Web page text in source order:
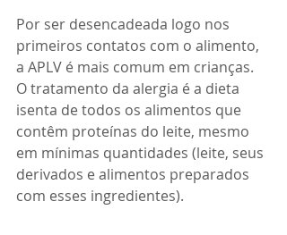
Por ser desencadeada logo nos
primeiros contatos com o alimento,
a APLV é mais comum em crianças.
O tratamento da alergia é a dieta
isenta de todos os alimentos que
contêm proteínas do leite, mesmo
em mínimas quantidades (leite, seus
derivados e alimentos preparados
com esses ingredientes).